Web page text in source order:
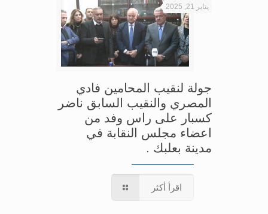
يناير 21, 2025
جولة لنقيب المحامين فادي
المصري والنقيب السابق ناضر
كسبار على راس وفد من
اعضاء مجلس النقابة في
مدينة بعلبك .
اقرأ أكثر